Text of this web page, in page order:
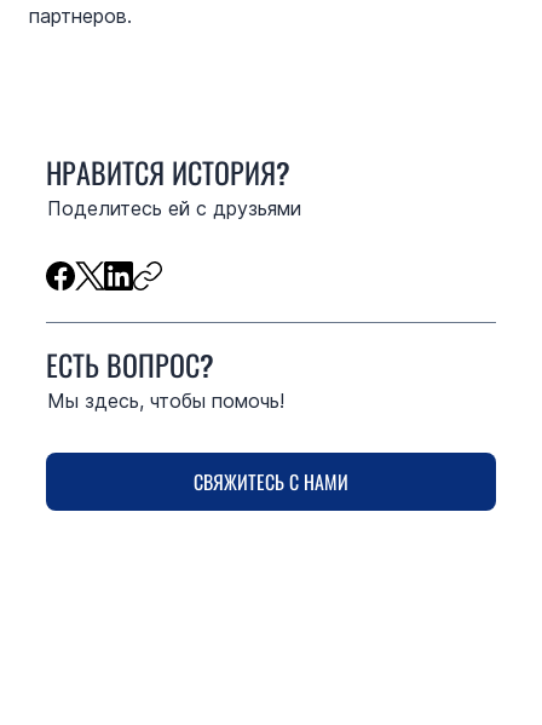
партнеров.
НРАВИТСЯ ИСТОРИЯ?
Поделитесь ей с друзьями
ЕСТЬ ВОПРОС?
Мы здесь, чтобы помочь!
СВЯЖИТЕСЬ С НАМИ